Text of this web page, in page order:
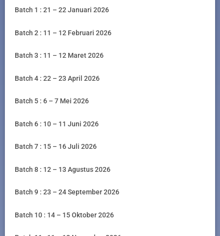
Batch 1 : 21 – 22 Januari 2026
Batch 2 : 11 – 12 Februari 2026
Batch 3 : 11 – 12 Maret 2026
Batch 4 : 22 – 23 April 2026
Batch 5 : 6 – 7 Mei 2026
Batch 6 : 10 – 11 Juni 2026
Batch 7 : 15 – 16 Juli 2026
Batch 8 : 12 – 13 Agustus 2026
Batch 9 : 23 – 24 September 2026
Batch 10 : 14 – 15 Oktober 2026